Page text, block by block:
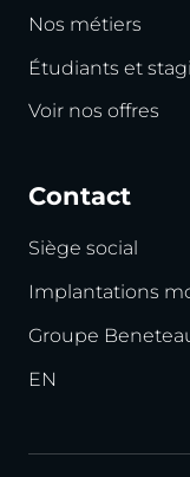
Nos métiers
Étudiants et
Voir nos offres
Contact
Siège social
Implantations
Groupe
EN